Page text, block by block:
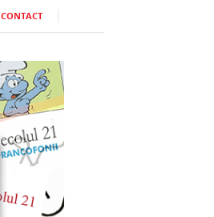
CONTACT